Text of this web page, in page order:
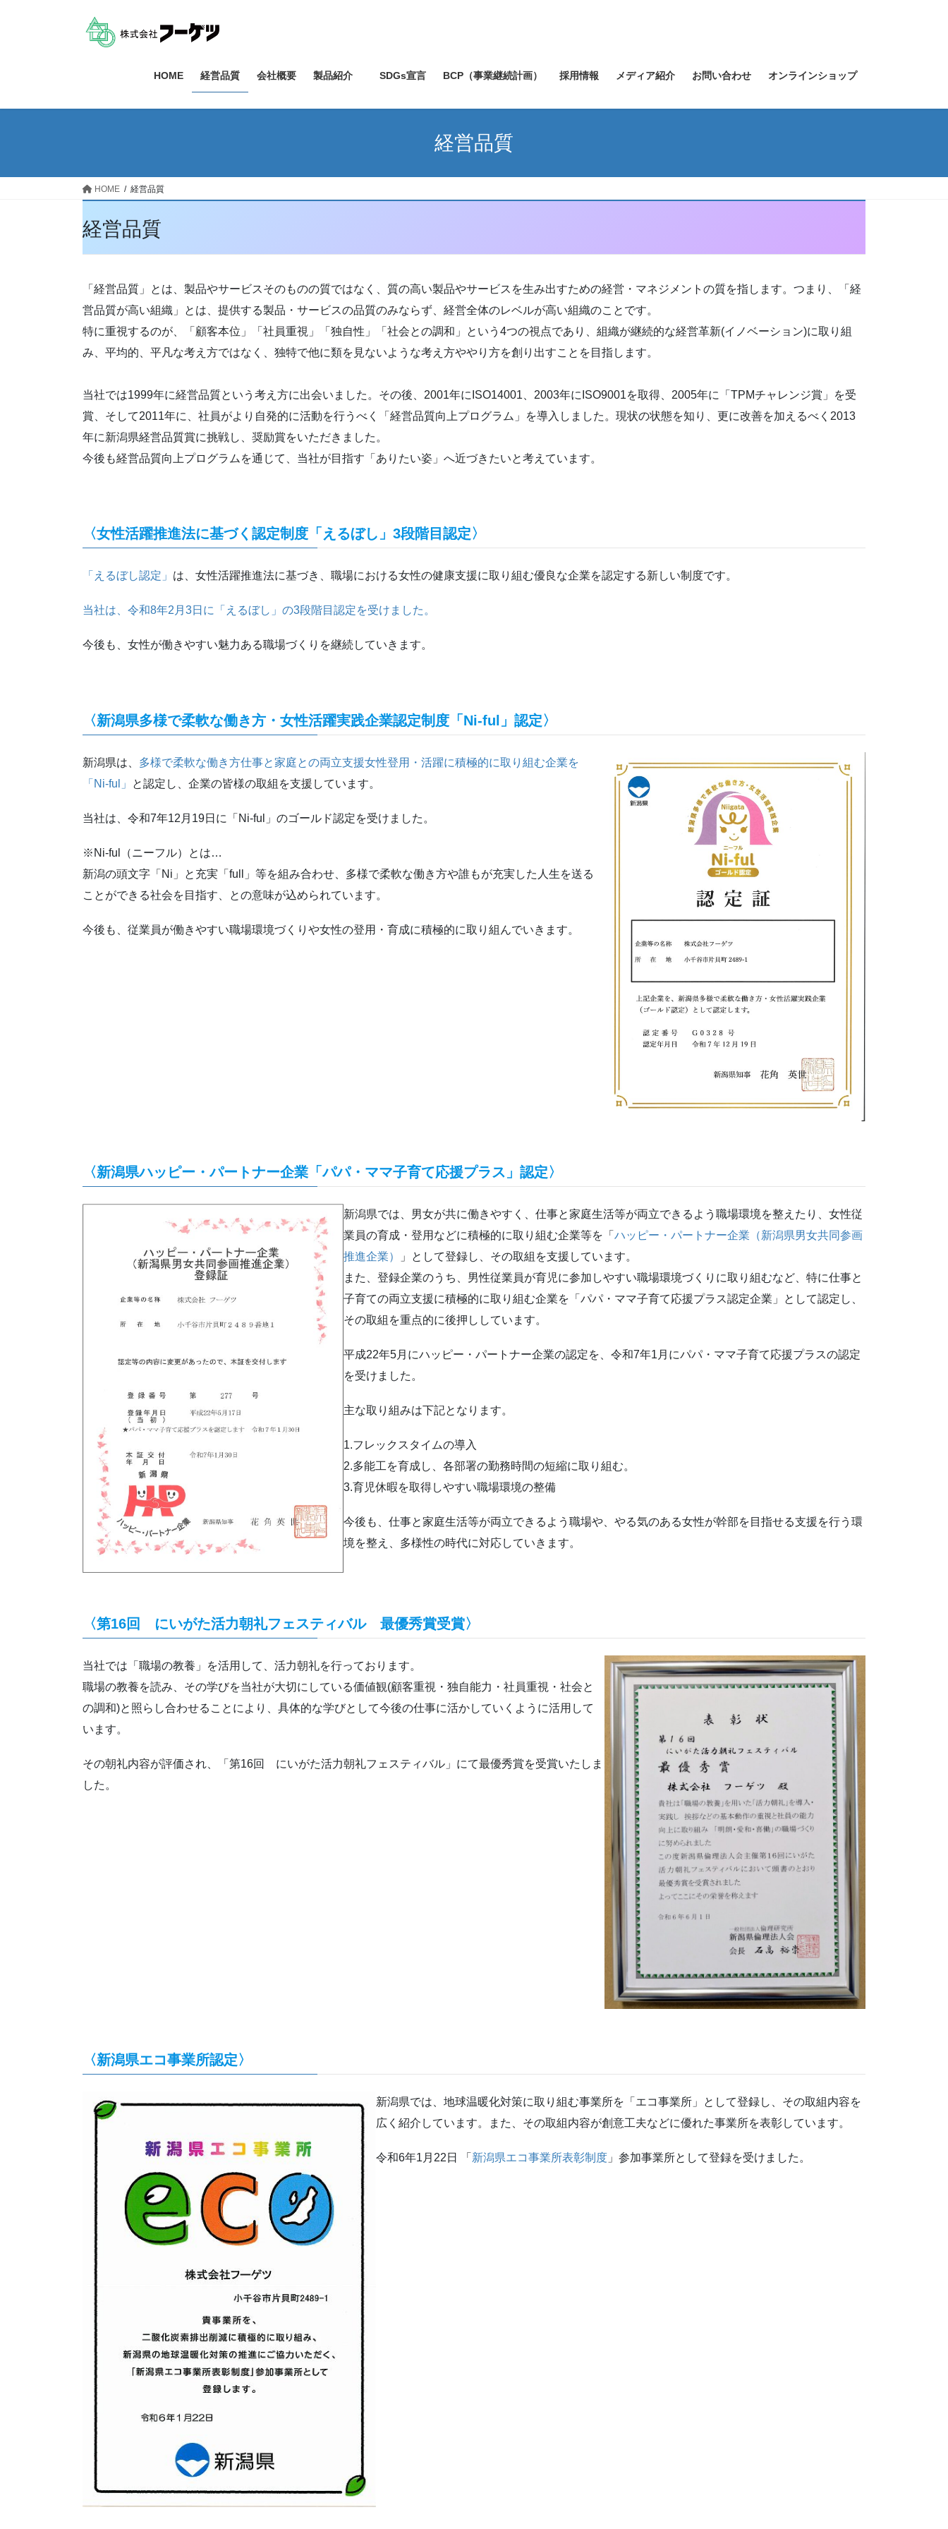
ス
ン
HOME 経営品質 会社概要 製品紹介 SDGs宣言 BCP（事業継続計画） 採用情報 メディア紹介 お問い合わせ オンラインショップ
経営品質
HOME 経営品質
経営品質
「経営品質」とは、製品やサービスそのものの質ではなく、質の高い製品やサービスを生み出すための経営・マネジメントの質を指します。つまり、「経
営品質が高い組織」とは、提供する製品・サービスの品質のみならず、経営全体のレベルが高い組織のことです。
特に重視するのが、「顧客本位」「社員重視」「独自性」「社会との調和」という4つの視点であり、組織が継続的な経営革新(イノベーション)に取り組
み、平均的、平凡な考え方ではなく、独特で他に類を見ないような考え方ややり方を創り出すことを目指します。
当社では1999年に経営品質という考え方に出会いました。その後、2001年にISO14001、2003年にISO9001を取得、2005年に「TPMチャレンジ賞」を受
賞、そして2011年に、社員がより自発的に活動を行うべく「経営品質向上プログラム」を導入しました。現状の状態を知り、更に改善を加えるべく2013
年に新潟県経営品質賞に挑戦し、奨励賞をいただきました。
今後も経営品質向上プログラムを通じて、当社が目指す「ありたい姿」へ近づきたいと考えています。
〈女性活躍推進法に基づく認定制度「えるぼし」3段階目認定〉
「えるぼし認定」 は、女性活躍推進法に基づき、職場における女性の健康支援に取り組む優良な企業を認定する新しい制度です。
当社は、令和8年2月3日に「えるぼし」の3段階目認定を受けました。
今後も、女性が働きやすい魅力ある職場づくりを継続していきます。
〈新潟県多様で柔軟な働き方・女性活躍実践企業認定制度「Ni-ful」認定〉
新潟県は、 多様で柔軟な働き方仕事と家庭との両立支援女性登用・活躍に積極的に取り組む企業を
「Ni-ful」
と認定し、企業の皆様の取組を支援しています。
当社は、令和7年12月19日に「Ni-ful」のゴールド認定を受けました。
※Ni-ful（ニーフル）とは…
新潟の頭文字「Ni」と充実「full」等を組み合わせ、多様で柔軟な働き方や誰もが充実した人生を送る
ことができる社会を目指す、との意味が込められています。
今後も、従業員が働きやすい職場環境づくりや女性の登用・育成に積極的に取り組んでいきます。
〈新潟県ハッピー・パートナー企業「パパ・ママ子育て応援プラス」認定〉
新潟県では、男女が共に働きやすく、仕事と家庭生活等が両立できるよう職場環境を整えたり、女性従
業員の育成・登用などに積極的に取り組む企業等を「 ハッピー・パートナー企業（新潟県男女共同参画
推進企業）
」として登録し、その取組を支援しています。
また、登録企業のうち、男性従業員が育児に参加しやすい職場環境づくりに取り組むなど、特に仕事と
子育ての両立支援に積極的に取り組む企業を「パパ・ママ子育て応援プラス認定企業」として認定し、
その取組を重点的に後押ししています。
平成22年5月にハッピー・パートナー企業の認定を、令和7年1月にパパ・ママ子育て応援プラスの認定
を受けました。
主な取り組みは下記となります。
1.フレックスタイムの導入
2.多能工を育成し、各部署の勤務時間の短縮に取り組む。
3.育児休暇を取得しやすい職場環境の整備
今後も、仕事と家庭生活等が両立できるよう職場や、やる気のある女性が幹部を目指せる支援を行う環
境を整え、多様性の時代に対応していきます。
〈第16回 にいがた活力朝礼フェスティバル 最優秀賞受賞〉
当社では「職場の教養」を活用して、活力朝礼を行っております。
職場の教養を読み、その学びを当社が大切にしている価値観(顧客重視・独自能力・社員重視・社会と
の調和)と照らし合わせることにより、具体的な学びとして今後の仕事に活かしていくように活用して
います。
その朝礼内容が評価され、「第16回 にいがた活力朝礼フェスティバル」にて最優秀賞を受賞いたしま
した。
〈新潟県エコ事業所認定〉
新潟県では、地球温暖化対策に取り組む事業所を「エコ事業所」として登録し、その取組内容を
広く紹介しています。また、その取組内容が創意工夫などに優れた事業所を表彰しています。
令和6年1月22日 「 新潟県エコ事業所表彰制度 」参加事業所として登録を受けました。